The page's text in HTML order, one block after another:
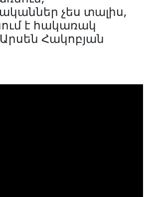
չես
չես
Արսեն Հակոբյան